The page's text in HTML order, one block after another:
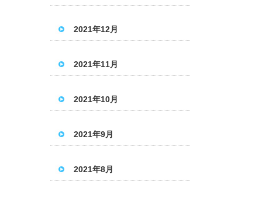
2021年12月
2021年11月
2021年10月
2021年9月
2021年8月